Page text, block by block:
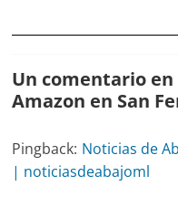
Un comentario en
Amazon en San
Pingback: Noticias de
| noticiasdeabajoml